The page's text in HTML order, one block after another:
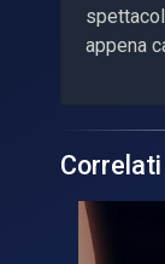
appena
Correlati